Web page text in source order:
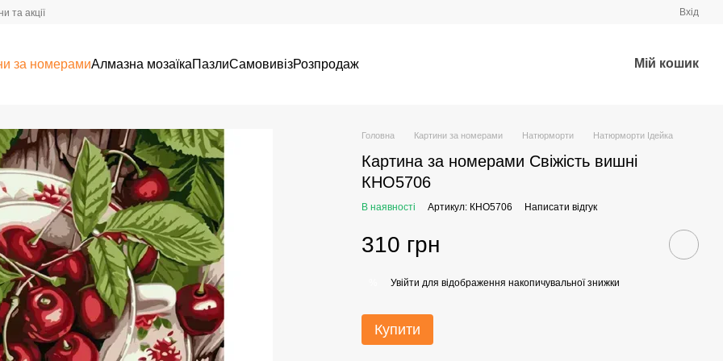
та акції Вхід
за номерамиАлмазна мозаїкаПазлиСамовивізРозпродаж Мій кошик
Головна Картини за номерами Натюрморти Натюрморти Ідейка
Картина за номерами Свіжість вишні
КНО5706
В наявності Артикул: КНО5706 Написати відгук
310 грн
Увійти для відображення накопичувальної знижки
Купити